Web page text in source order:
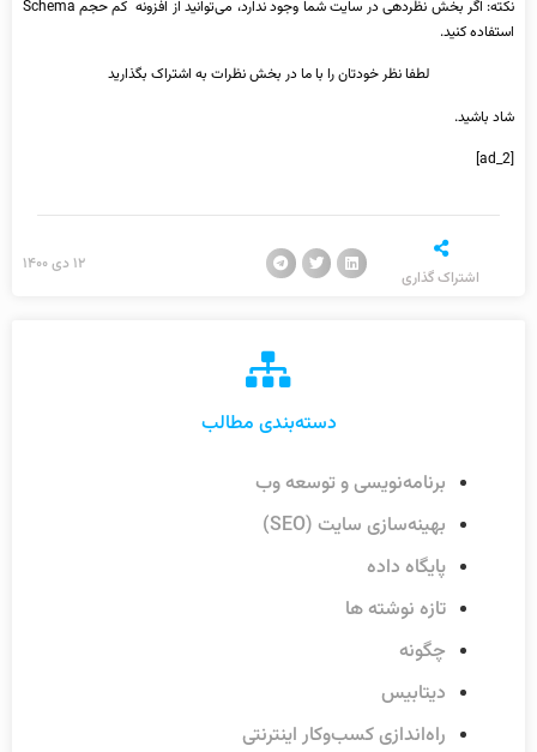
نکته: اگر بخش نظردهی در سایت شما وجود ندارد، می‌توانید از افزونه کم حجم Schema
استفاده کنید.
لطفا نظر خودتان را با ما در بخش نظرات به اشتراک بگذارید
شاد باشید.
[ad_2]
اشتراک گذاری
۱۲ دی ۱۴۰۰
دسته‌بندی مطالب
برنامه‌نویسی و توسعه وب
بهینه‌سازی سایت (SEO)
پایگاه داده
تازه نوشته ها
چگونه
دیتابیس
راه‌اندازی کسب‌وکار اینترنتی